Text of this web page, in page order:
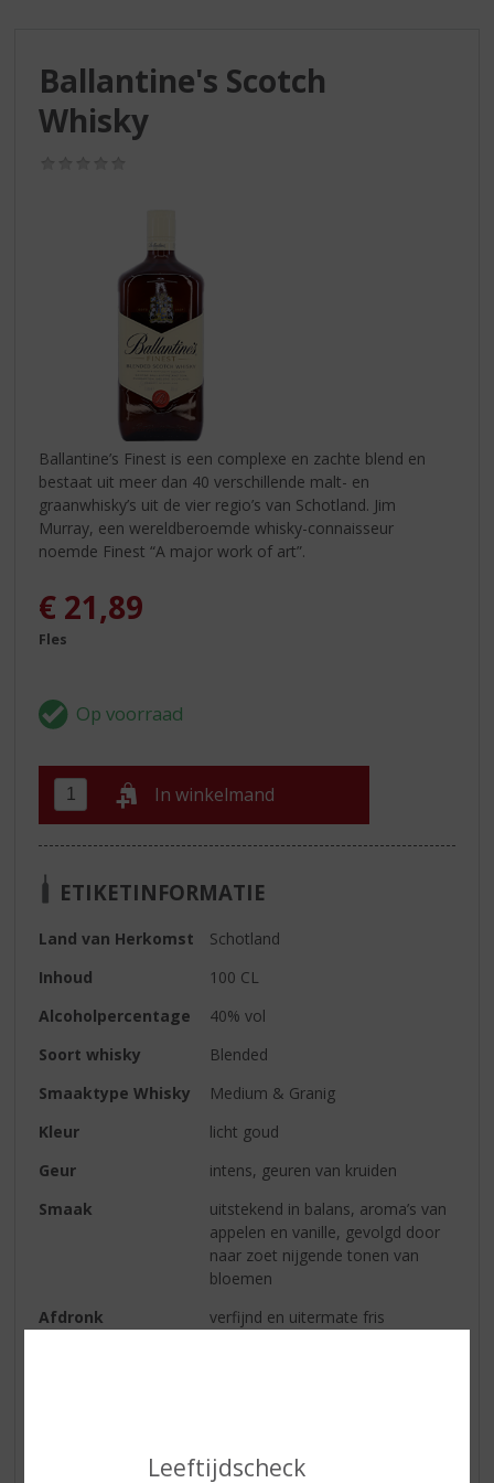
Leeftijdscheck
Ballantine's Scotch
Whisky
Ballantine’s Finest is een complexe en zachte blend en
bestaat uit meer dan 40 verschillende malt- en
graanwhisky’s uit de vier regio’s van Schotland. Jim
Murray, een wereldberoemde whisky-connaisseur
noemde Finest “A major work of art”.
€ 21,89
Fles
In winkelmand
ETIKETINFORMATIE
Land van Herkomst
Schotland
Inhoud
100 CL
Alcoholpercentage
40% vol
Soort whisky
Blended
Smaaktype Whisky
Medium & Granig
Kleur
licht goud
Geur
intens, geuren van kruiden
Smaak
uitstekend in balans, aroma’s van
appelen en vanille, gevolgd door
naar zoet nijgende tonen van
bloemen
Afdronk
verfijnd en uitermate fris